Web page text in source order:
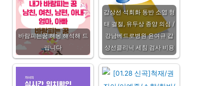
바람피는꿈 해몽 해석해 드
립니다
갑상선 석회화 동반 소엽 형
태 결절, 유두상 종양 의심 /
강남베드로병원 윤여규 갑
상선클리닉 세침 검사 비용